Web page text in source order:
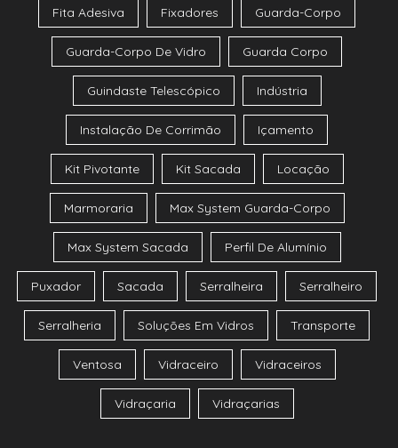
Fita Adesiva Fixadores Guarda-Corpo
Guarda-Corpo De Vidro Guarda Corpo
Guindaste Telescópico Indústria
Instalação De Corrimão Içamento
Kit Pivotante Kit Sacada Locação
Marmoraria Max System Guarda-Corpo
Max System Sacada Perfil De Alumínio
Puxador Sacada Serralheira Serralheiro
Serralheria Soluções Em Vidros Transporte
Ventosa Vidraceiro Vidraceiros
Vidraçaria Vidraçarias